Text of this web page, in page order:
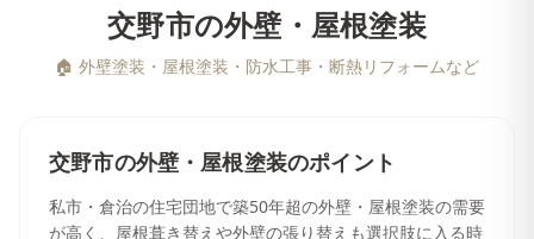
交野市の外壁・屋根塗装
🏠 外壁塗装・屋根塗装・防水工事・断熱リフォームなど
交野市の外壁・屋根塗装のポイント
私市・倉治の住宅団地で築50年超の外壁・屋根塗装の需要
が高く、屋根葺き替えや外壁の張り替えも選択肢に入る時